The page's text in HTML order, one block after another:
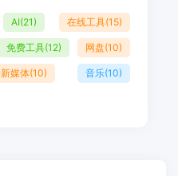
AI(21) 在线工具(15)
免费工具(12) 网盘(10)
新媒体(10) 音乐(10)